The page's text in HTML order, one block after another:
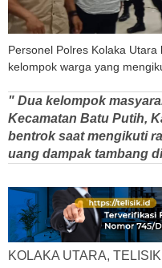
Personel Polres Kolaka
kelompok warga yang
" Dua kelompok
Kecamatan Batu Putih,
bentrok saat mengikuti
uang dampak tambang
KOLAKA UTARA,